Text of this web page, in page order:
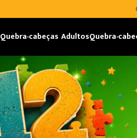
Quebra-cabeças AdultosQuebra-